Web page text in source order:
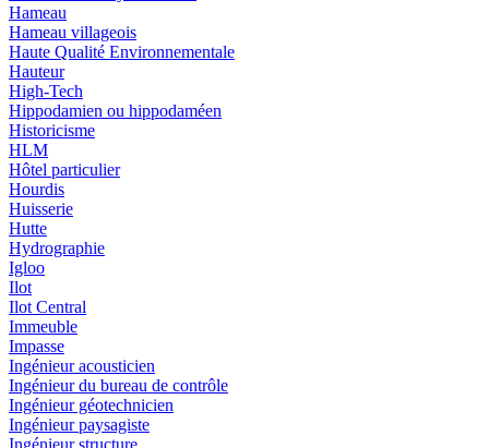
Hameau
Hameau villageois
Haute Qualité Environnementale
Hauteur
High-Tech
Hippodamien ou hippodaméen
Historicisme
HLM
Hôtel particulier
Hourdis
Huisserie
Hutte
Hydrographie
Igloo
Ilot
Ilot Central
Immeuble
Impasse
Ingénieur acousticien
Ingénieur du bureau de contrôle
Ingénieur géotechnicien
Ingénieur paysagiste